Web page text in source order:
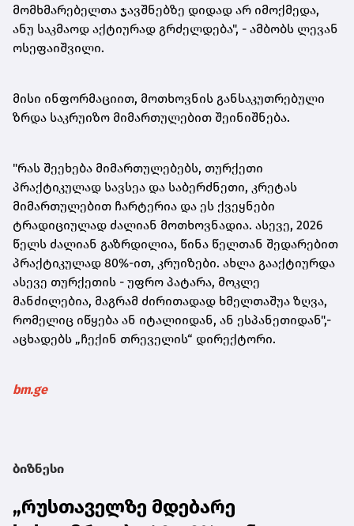
მომხმარებელთა ჯავშნებზე დიდად არ იმოქმედა,
ანუ საკმაოდ აქტიურად გრძელდება", - ამბობს ლევან
ოსეფაიშვილი.
მისი ინფორმაციით, მოთხოვნის განსაკუთრებული
ზრდა საკრუიზო მიმართულებით შეინიშნება.
"რას შეეხება მიმართულებებს, თურქეთი
პრაქტიკულად სავსეა და საბერძნეთი, კრეტას
მიმართულებით ჩარტერია და ეს ქვეყნები
ტრადიციულად ძალიან მოთხოვნადია. ასევე, 2026
წელს ძალიან გაზრდილია, წინა წელთან შედარებით
პრაქტიკულად 80%-ით, კრუიზები. ახლა გააქტიურდა
ასევე თურქეთის - უფრო პატარა, მოკლე
მანძილებია, მაგრამ ძირითადად ხმელთაშუა ზღვა,
რომელიც იწყება ან იტალიიდან, ან ესპანეთიდან",-
აცხადებს „ჩექინ თრეველის“ დირექტორი.
bm.ge
ბიზნესი
„რუსთაველზე მდებარე